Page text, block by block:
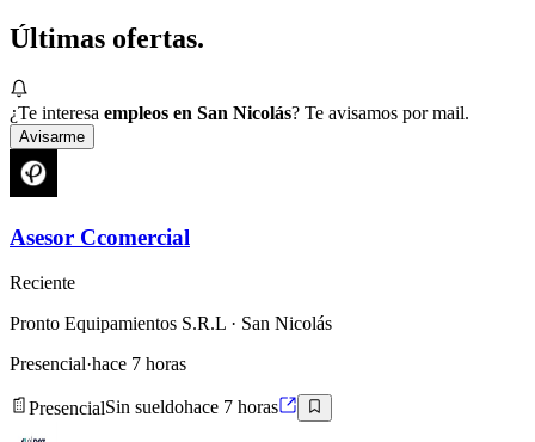
Últimas ofertas.
¿Te interesa empleos en San Nicolás? Te avisamos por mail.
Avisarme
Asesor Ccomercial
Reciente
Pronto Equipamientos S.R.L · San Nicolás
Presencial·hace 7 horas
PresencialSin sueldohace 7 horas